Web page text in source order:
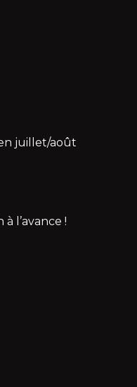
juillet/août
l’avance !